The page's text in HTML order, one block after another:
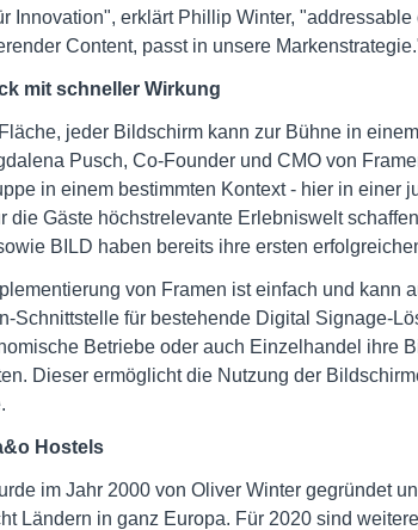
Innovation", erklärt Phillip Winter,
Content, passt in unsere
mit schneller Wirkung
jeder Bildschirm kann zur Bühne in
Pusch, Co-Founder und CMO von
in einem bestimmten Kontext - hier in einer
die Gäste höchstrelevante Erlebniswelt
BILD haben bereits ihre ersten
von Framen ist einfach und kann
Schnittstelle für bestehende Digital Signage-
Betriebe oder auch Einzelhandel ihre
Dieser ermöglicht die Nutzung der
Hostels
im Jahr 2000 von Oliver Winter gegründet
Ländern in ganz Europa. Für 2020 sind